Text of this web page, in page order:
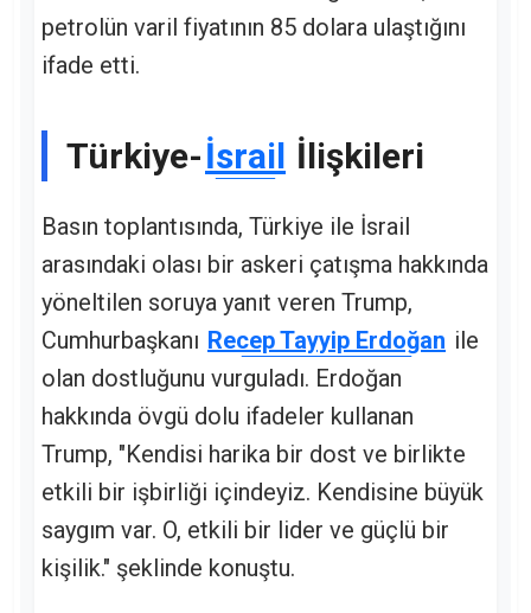
petrolün varil fiyatının 85 dolara ulaştığını
ifade etti.
Türkiye-İsrail İlişkileri
Basın toplantısında, Türkiye ile İsrail
arasındaki olası bir askeri çatışma hakkında
yöneltilen soruya yanıt veren Trump,
Cumhurbaşkanı Recep Tayyip Erdoğan ile
olan dostluğunu vurguladı. Erdoğan
hakkında övgü dolu ifadeler kullanan
Trump, "Kendisi harika bir dost ve birlikte
etkili bir işbirliği içindeyiz. Kendisine büyük
saygım var. O, etkili bir lider ve güçlü bir
kişilik." şeklinde konuştu.